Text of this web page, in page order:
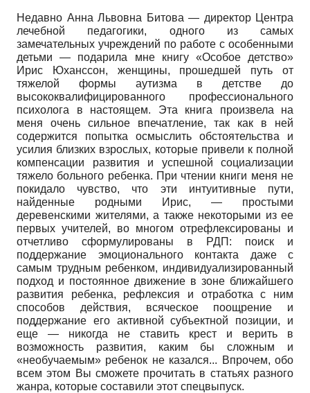
Недавно Анна Львовна Битова — директор Центра
лечебной педагогики, одного из самых
замечательных учреждений по работе с особенными
детьми — подарила мне книгу «Особое детство»
Ирис Юханссон, женщины, прошедшей путь от
тяжелой формы аутизма в детстве до
высококвалифицированного профессионального
психолога в настоящем. Эта книга произвела на
меня очень сильное впечатление, так как в ней
содержится попытка осмыслить обстоятельства и
усилия близких взрослых, которые привели к полной
компенсации развития и успешной социализации
тяжело больного ребенка. При чтении книги меня не
покидало чувство, что эти интуитивные пути,
найденные родными Ирис, — простыми
деревенскими жителями, а также некоторыми из ее
первых учителей, во многом отрефлексированы и
отчетливо сформулированы в РДП: поиск и
поддержание эмоционального контакта даже с
самым трудным ребенком, индивидуализированный
подход и постоянное движение в зоне ближайшего
развития ребенка, рефлексия и отработка с ним
способов действия, всяческое поощрение и
поддержание его активной субъектной позиции, и
еще — никогда не ставить крест и верить в
возможность развития, каким бы сложным и
«необучаемым» ребенок не казался... Впрочем, обо
всем этом Вы сможете прочитать в статьях разного
жанра, которые составили этот спецвыпуск.